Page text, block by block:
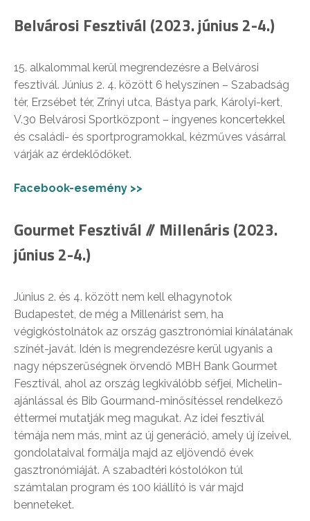
Belvárosi Fesztivál (2023. június 2-4.)
15. alkalommal kerül megrendezésre a Belvárosi
fesztivál. Június 2. 4. között 6 helyszínen – Szabadság
tér, Erzsébet tér, Zrínyi utca, Bástya park, Károlyi-kert,
V.30 Belvárosi Sportközpont – ingyenes koncertekkel
és családi- és sportprogramokkal, kézműves vásárral
várják az érdeklődőket.
Facebook-esemény >>
Gourmet Fesztivál // Millenáris (2023.
június 2-4.)
Június 2. és 4. között nem kell elhagynotok
Budapestet, de még a Millenárist sem, ha
végigkóstolnátok az ország gasztronómiai kínálatának
színét-javát. Idén is megrendezésre kerül ugyanis a
nagy népszerűségnek örvendő MBH Bank Gourmet
Fesztivál, ahol az ország legkiválóbb séfjei, Michelin-
ajánlással és Bib Gourmand-minősítéssel rendelkező
éttermei mutatják meg magukat. Az idei fesztivál
témája nem más, mint az új generáció, amely új ízeivel,
gondolataival formálja majd az eljövendő évek
gasztronómiáját. A szabadtéri kóstolókon túl
számtalan program és 100 kiállító is vár majd
benneteket.